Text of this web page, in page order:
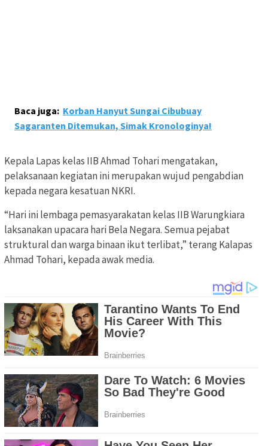
Baca juga: Korban Hanyut Sungai Cibubuay
Sagaranten Ditemukan, Simak Kronologinya!
Kepala Lapas kelas IIB Ahmad Tohari mengatakan,
pelaksanaan kegiatan ini merupakan wujud pengabdian
kepada negara kesatuan NKRI.
“Hari ini lembaga pemasyarakatan kelas IIB Warungkiara
laksanakan upacara hari Bela Negara. Semua pejabat
struktural dan warga binaan ikut terlibat,” terang Kalapas
Ahmad Tohari, kepada awak media.